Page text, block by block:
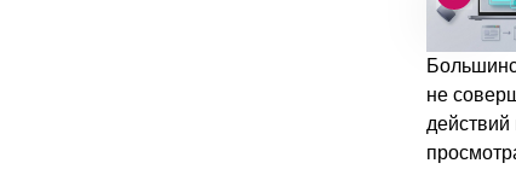
не
действий